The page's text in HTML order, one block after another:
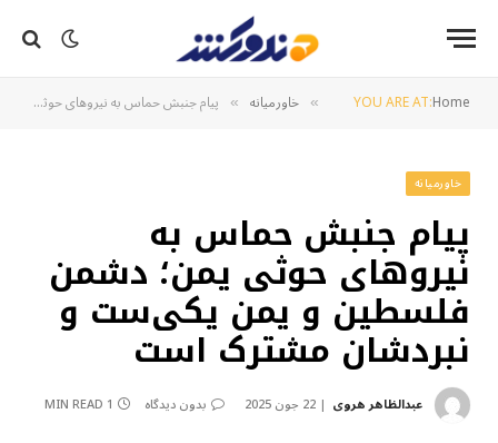
YOU ARE AT:Home
» خاورمیانه » پیام جنبش حماس به نیروهای حوثی یمن؛ دشمن فلسطین و یمن یکی‌ست و نبردشان مشترک است
خاورمیانه
پیام جنبش حماس به
نیروهای حوثی یمن؛ دشمن
فلسطین و یمن یکی‌ست و
نبردشان مشترک است
عبدالظاهر هروی 22 جون 2025 بدون دیدگاه 1 MIN READ